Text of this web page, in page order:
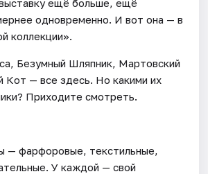
ещё больше, ещё
одновременно. И вот она — в
коллекции».
Безумный Шляпник, Мартовский
Кот — все здесь. Но какими их
Приходите смотреть.
— фарфоровые, текстильные,
У каждой — свой